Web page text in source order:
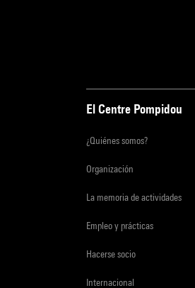
El Centre Pompidou
¿Quiénes somos?
Organización
La memoria de actividades
Empleo y prácticas
Hacerse socio
Internacional